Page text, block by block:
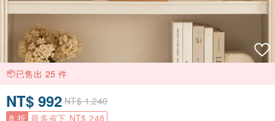
已售出 25 件
NT$ 992 NT$ 1,240
8 折 最多省下 NT$ 248